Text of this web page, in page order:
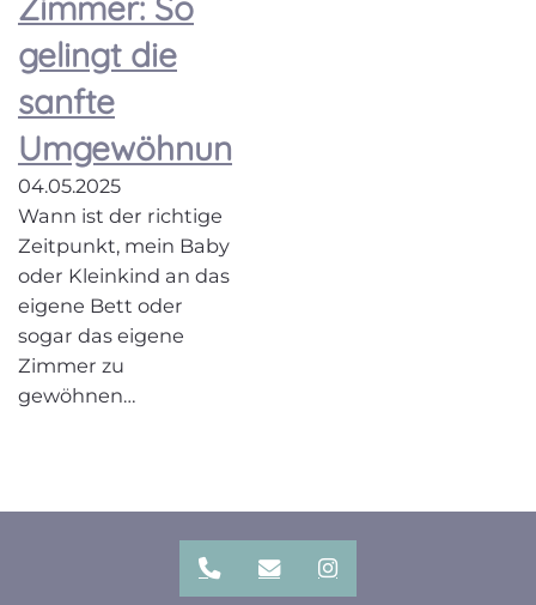
gelingt die
sanfte
Umgewöhnung
04.05.2025
Wann ist der richtige
Zeitpunkt, mein Baby
oder Kleinkind an das
eigene Bett oder
sogar das eigene
Zimmer zu
gewöhnen…